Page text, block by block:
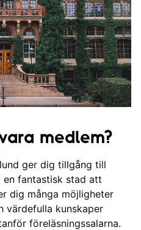
medlem?
ger dig tillgång till
fantastisk stad att
dig många möjligheter
värdefulla kunskaper
föreläsningssalarna.